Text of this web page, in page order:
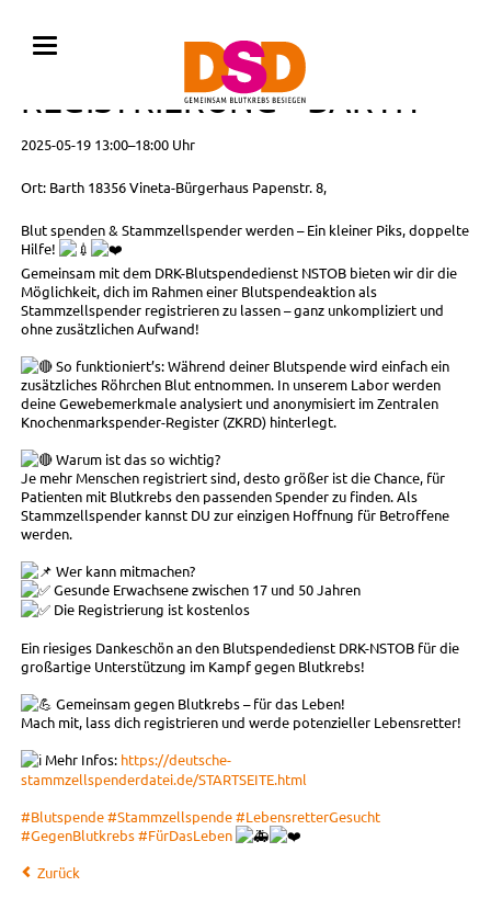
BLUTSPENDE MIT
REGISTRIERUNG • BARTH
2025-05-19 13:00–18:00 Uhr
Ort: Barth 18356 Vineta-Bürgerhaus Papenstr. 8,
Blut spenden & Stammzellspender werden – Ein kleiner Piks, doppelte
Hilfe!
Gemeinsam mit dem DRK-Blutspendedienst NSTOB bieten wir dir die
Möglichkeit, dich im Rahmen einer Blutspendeaktion als
Stammzellspender registrieren zu lassen – ganz unkompliziert und
ohne zusätzlichen Aufwand!
So funktioniert’s: Während deiner Blutspende wird einfach ein
zusätzliches Röhrchen Blut entnommen. In unserem Labor werden
deine Gewebemerkmale analysiert und anonymisiert im Zentralen
Knochenmarkspender-Register (ZKRD) hinterlegt.
Warum ist das so wichtig?
Je mehr Menschen registriert sind, desto größer ist die Chance, für
Patienten mit Blutkrebs den passenden Spender zu finden. Als
Stammzellspender kannst DU zur einzigen Hoffnung für Betroffene
werden.
Wer kann mitmachen?
Gesunde Erwachsene zwischen 17 und 50 Jahren
Die Registrierung ist kostenlos
Ein riesiges Dankeschön an den Blutspendedienst DRK-NSTOB für die
großartige Unterstützung im Kampf gegen Blutkrebs!
Gemeinsam gegen Blutkrebs – für das Leben!
Mach mit, lass dich registrieren und werde potenzieller Lebensretter!
Mehr Infos: https://deutsche-
stammzellspenderdatei.de/STARTSEITE.html
#Blutspende#Stammzellspende#LebensretterGesucht
#GegenBlutkrebs#FürDasLeben
Zurück